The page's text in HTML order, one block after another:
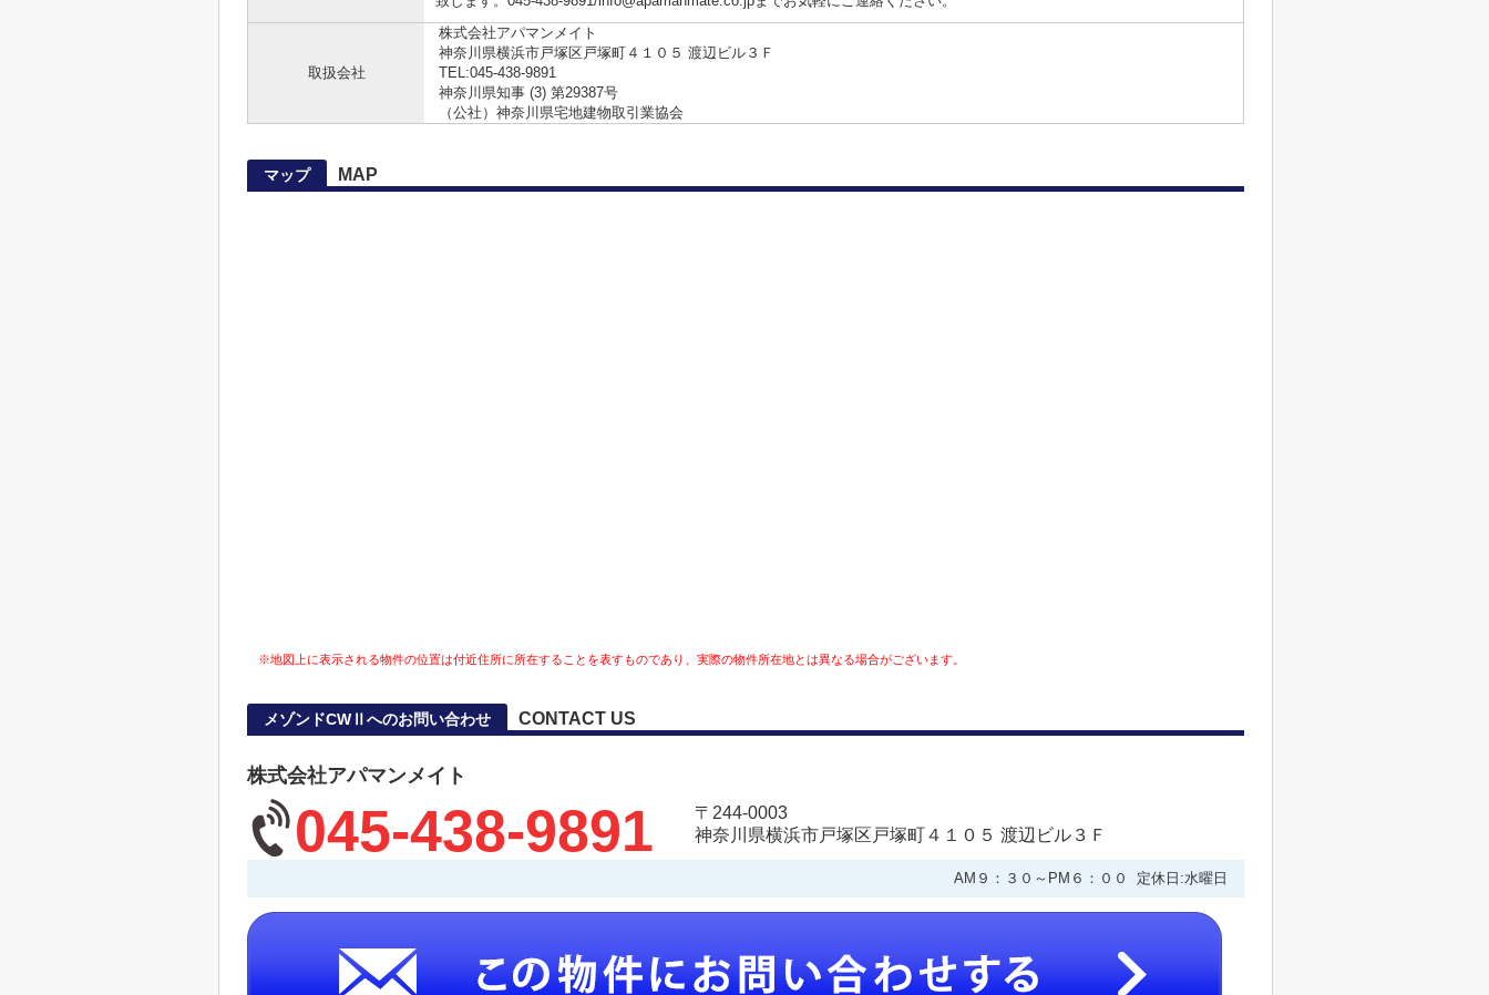
取扱会社
株式会社アパマンメイト
神奈川県横浜市戸塚区戸塚町４１０５ 渡辺ビル３Ｆ
TEL:045-438-9891
神奈川県知事 (3) 第29387号
（公社）神奈川県宅地建物取引業協会
マップ MAP
※地図上に表示される物件の位置は付近住所に所在することを表すものであり、実際の物件所在地とは異なる場合がございます。
メゾンドCWⅡへのお問い合わせ CONTACT US
株式会社アパマンメイト
045-438-9891
〒244-0003
神奈川県横浜市戸塚区戸塚町４１０５ 渡辺ビル３Ｆ
AM９：３０～PM６：００ 定休日:水曜日